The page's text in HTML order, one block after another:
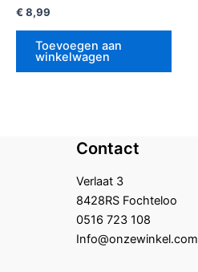
Gewaardeerd
0
uit
€ 8,99
Toevoegen aan
winkelwagen
Contact
Verlaat 3
8428RS Fochteloo
0516 723 108
Info@onzewinkel.com